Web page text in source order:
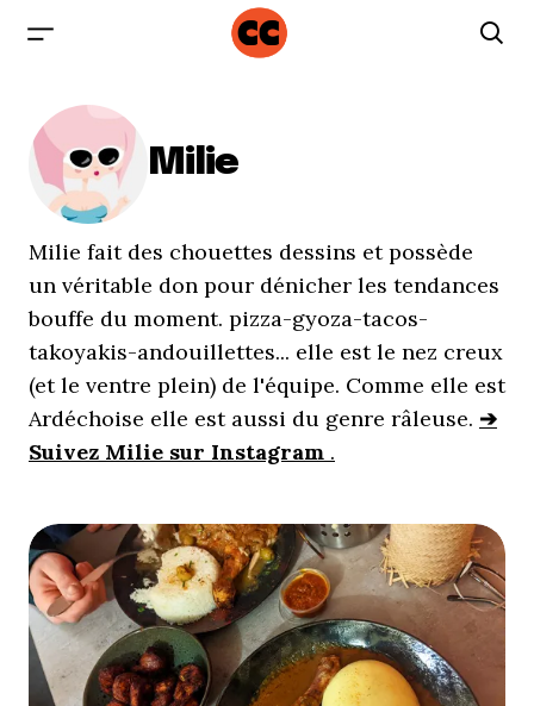
Milie
Milie fait des chouettes dessins et possède
un véritable don pour dénicher les tendances
bouffe du moment. pizza-gyoza-tacos-
takoyakis-andouillettes... elle est le nez creux
(et le ventre plein) de l'équipe. Comme elle est
Ardéchoise elle est aussi du genre râleuse. ➔
Suivez Milie sur Instagram .